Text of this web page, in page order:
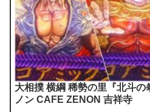
大相撲 横綱 稀勢の里『北斗
ノン CAFE ZENON 吉祥寺